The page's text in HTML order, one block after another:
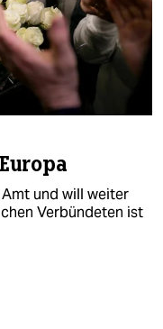
und will weiter
Verbündeten ist